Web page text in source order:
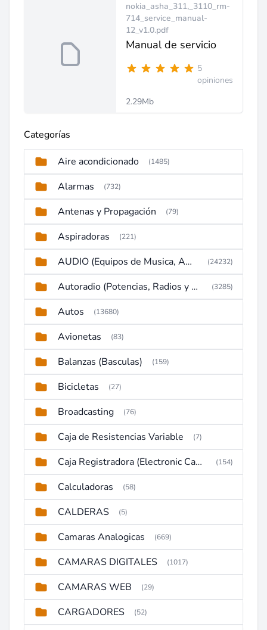
nokia_asha_311,_3110_rm-
714_service_manual-
12_v1.0.pdf
Manual de servicio
5
opiniones
2.29Mb
Categorías
Aire acondicionado (1485)
Alarmas (732)
Antenas y Propagación (79)
Aspiradoras (221)
AUDIO (Equipos de Musica, Amplificadores, Reproductores, Etc) (24232)
Autoradio (Potencias, Radios y DVD) (3285)
Autos (13680)
Avionetas (83)
Balanzas (Basculas) (159)
Bicicletas (27)
Broadcasting (76)
Caja de Resistencias Variable (7)
Caja Registradora (Electronic Cash Register) (154)
Calculadoras (58)
CALDERAS (5)
Camaras Analogicas (669)
CAMARAS DIGITALES (1017)
CAMARAS WEB (29)
CARGADORES (52)